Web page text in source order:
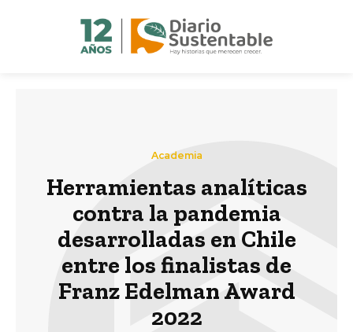
Academia
Herramientas analíticas
contra la pandemia
desarrolladas en Chile
entre los finalistas de
Franz Edelman Award
2022